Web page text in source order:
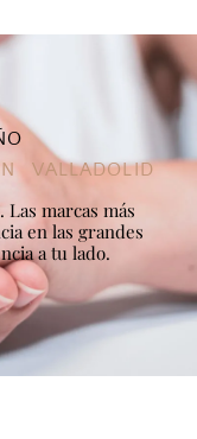
VALLADOLID
Las marcas más
en las grandes
a tu lado.